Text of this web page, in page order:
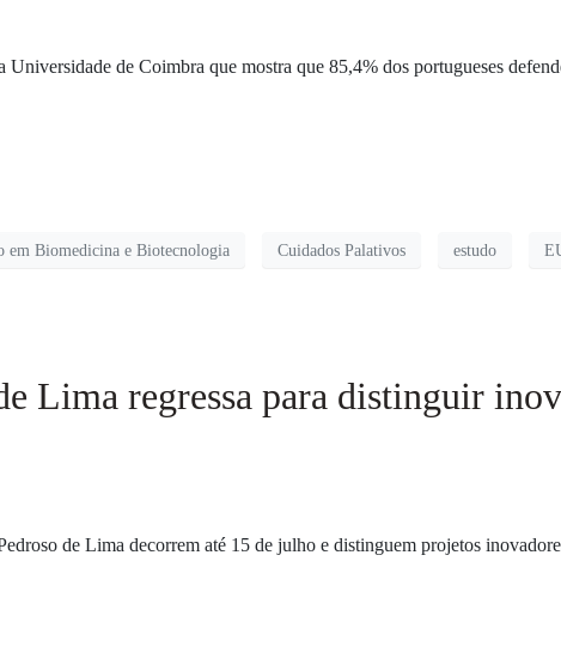
Universidade de Coimbra que mostra que 85,4% dos portugueses
em Biomedicina e Biotecnologia Cuidados Palativos estudo
Lima regressa para distinguir
de Lima decorrem até 15 de julho e distinguem projetos